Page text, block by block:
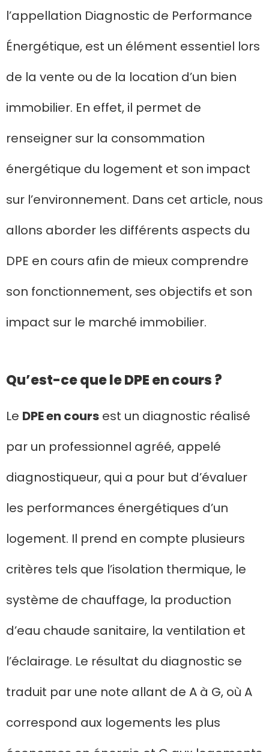
l’appellation Diagnostic de Performance
Énergétique, est un élément essentiel lors
de la vente ou de la location d’un bien
immobilier. En effet, il permet de
renseigner sur la consommation
énergétique du logement et son impact
sur l’environnement. Dans cet article, nous
allons aborder les différents aspects du
DPE en cours afin de mieux comprendre
son fonctionnement, ses objectifs et son
impact sur le marché immobilier.
Qu’est-ce que le DPE en cours ?
Le DPE en cours est un diagnostic réalisé
par un professionnel agréé, appelé
diagnostiqueur, qui a pour but d’évaluer
les performances énergétiques d’un
logement. Il prend en compte plusieurs
critères tels que l’isolation thermique, le
système de chauffage, la production
d’eau chaude sanitaire, la ventilation et
l’éclairage. Le résultat du diagnostic se
traduit par une note allant de A à G, où A
correspond aux logements les plus